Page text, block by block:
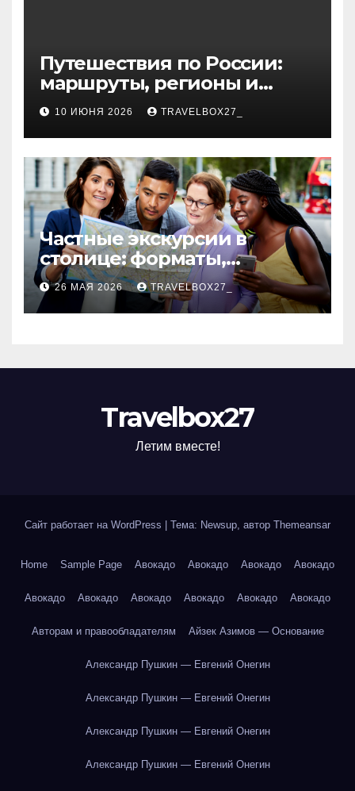
Путешествия по России:
маршруты, регионы и
особенности поездок
10 ИЮНЯ 2026 TRAVELBOX27_
Частные экскурсии в
столице: форматы,
маршруты и особенности
организации
26 МАЯ 2026 TRAVELBOX27_
Travelbox27
Летим вместе!
Сайт работает на WordPress Тема: Newsup, автор Themeansar
Home Sample Page Авокадо Авокадо Авокадо Авокадо
Авокадо Авокадо Авокадо Авокадо Авокадо Авокадо
Авторам и правообладателям Айзек Азимов — Основание
Александр Пушкин — Евгений Онегин
Александр Пушкин — Евгений Онегин
Александр Пушкин — Евгений Онегин
Александр Пушкин — Евгений Онегин